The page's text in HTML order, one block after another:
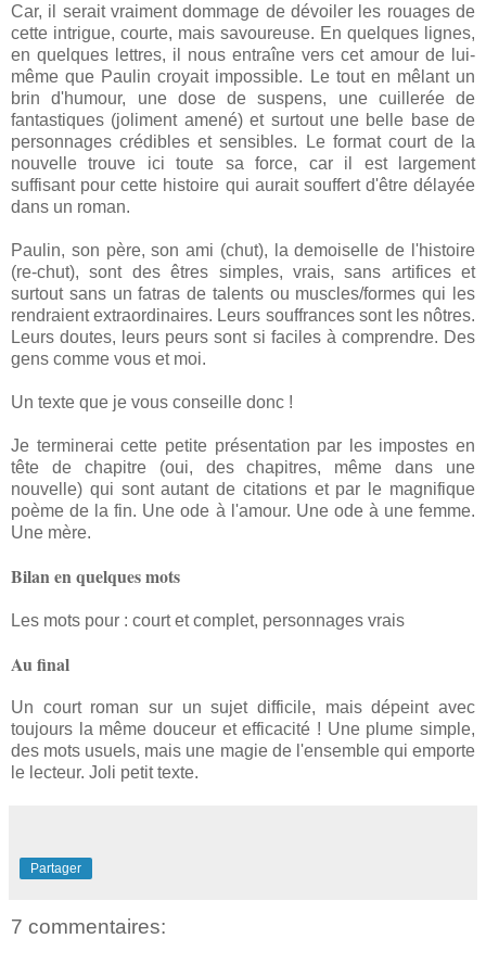
Car, il serait vraiment dommage de dévoiler les rouages de
cette intrigue, courte, mais savoureuse. En quelques lignes,
en quelques lettres, il nous entraîne vers cet amour de lui-
même que Paulin croyait impossible. Le tout en mêlant un
brin d'humour, une dose de suspens, une cuillerée de
fantastiques (joliment amené) et surtout une belle base de
personnages crédibles et sensibles. Le format court de la
nouvelle trouve ici toute sa force, car il est largement
suffisant pour cette histoire qui aurait souffert d'être délayée
dans un roman.
Paulin, son père, son ami (chut), la demoiselle de l'histoire
(re-chut), sont des êtres simples, vrais, sans artifices et
surtout sans un fatras de talents ou muscles/formes qui les
rendraient extraordinaires. Leurs souffrances sont les nôtres.
Leurs doutes, leurs peurs sont si faciles à comprendre. Des
gens comme vous et moi.
Un texte que je vous conseille donc !
Je terminerai cette petite présentation par les impostes en
tête de chapitre (oui, des chapitres, même dans une
nouvelle) qui sont autant de citations et par le magnifique
poème de la fin. Une ode à l'amour. Une ode à une femme.
Une mère.
Bilan en quelques mots
Les mots pour : court et complet, personnages vrais
Au final
Un court roman sur un sujet difficile, mais dépeint avec
toujours la même douceur et efficacité ! Une plume simple,
des mots usuels, mais une magie de l'ensemble qui emporte
le lecteur. Joli petit texte.
Partager
7 commentaires: